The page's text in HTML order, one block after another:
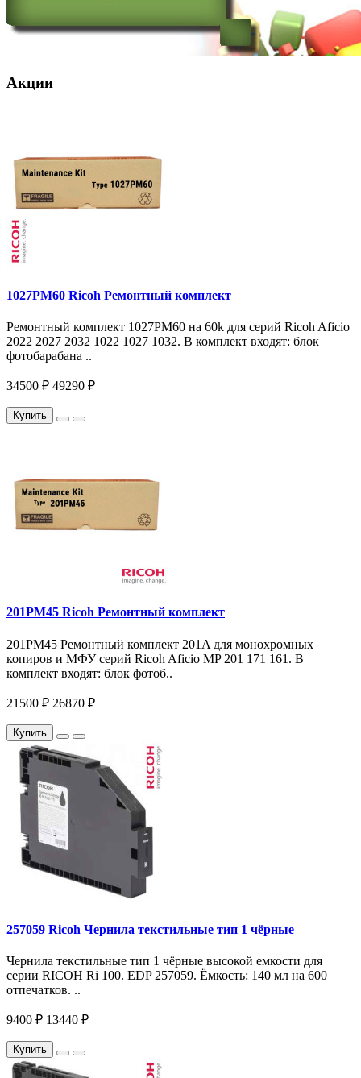
Акции
1027PM60 Ricoh Ремонтный комплект
Ремонтный комплект 1027PM60 на 60k для серий Ricoh Aficio
2022 2027 2032 1022 1027 1032. В комплект входят: блок
фотобарабана ..
34500 ₽ 49290 ₽
Купить
201PM45 Ricoh Ремонтный комплект
201PM45 Ремонтный комплект 201A для монохромных
копиров и МФУ серий Ricoh Aficio MP 201 171 161. В
комплект входят: блок фотоб..
21500 ₽ 26870 ₽
Купить
257059 Ricoh Чернила текстильные тип 1 чёрные
Чернила текстильные тип 1 чёрные высокой емкости для
серии RICOH Ri 100. EDP 257059. Ёмкость: 140 мл на 600
отпечатков. ..
9400 ₽ 13440 ₽
Купить